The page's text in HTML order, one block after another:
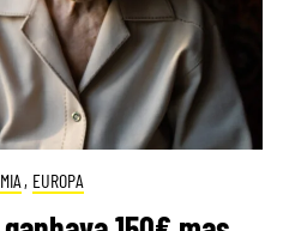
, EUROPA